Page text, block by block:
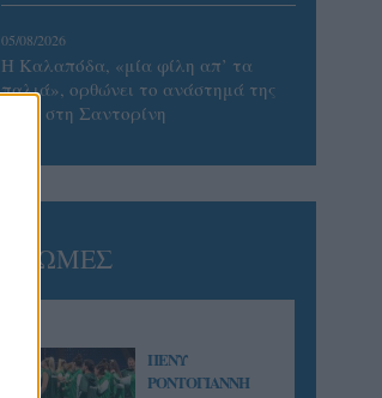
05/08/2026
Η Καλαπόδα, «μία φίλη απ’ τα
παλιά», ορθώνει το ανάστημά της
ξανά στη Σαντορίνη
ΓΝΩΜΕΣ
ΠΕΝΥ
ΡΟΝΤΟΓΙΑΝΝΗ